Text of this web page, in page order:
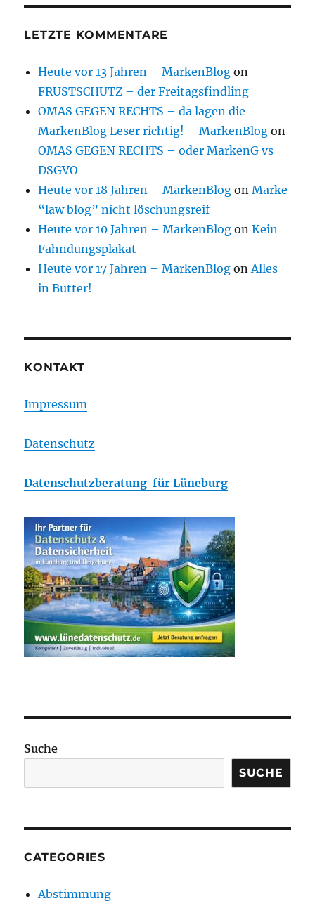
LETZTE KOMMENTARE
Heute vor 13 Jahren – MarkenBlog on
FRUSTSCHUTZ – der Freitagsfindling
OMAS GEGEN RECHTS – da lagen die
MarkenBlog Leser richtig! – MarkenBlog on
OMAS GEGEN RECHTS – oder MarkenG vs
DSGVO
Heute vor 18 Jahren – MarkenBlog onMarke
“law blog” nicht löschungsreif
Heute vor 10 Jahren – MarkenBlog onKein
Fahndungsplakat
Heute vor 17 Jahren – MarkenBlog on Alles
in Butter!
KONTAKT
Impressum
Datenschutz
Datenschutzberatung für Lüneburg
Suche
SUCHE
CATEGORIES
Abstimmung